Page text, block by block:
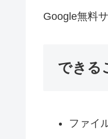
Google無料
できる
ファイ